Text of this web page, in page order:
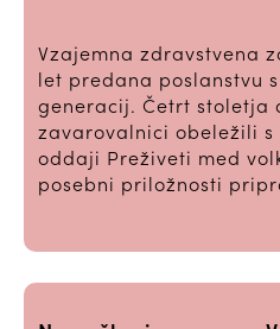
Vzajemna zdravstvena
let predana poslanstvu
generacij. Četrt stoletja
zavarovalnici obeležili s
oddaji Preživeti med
posebni priložnosti